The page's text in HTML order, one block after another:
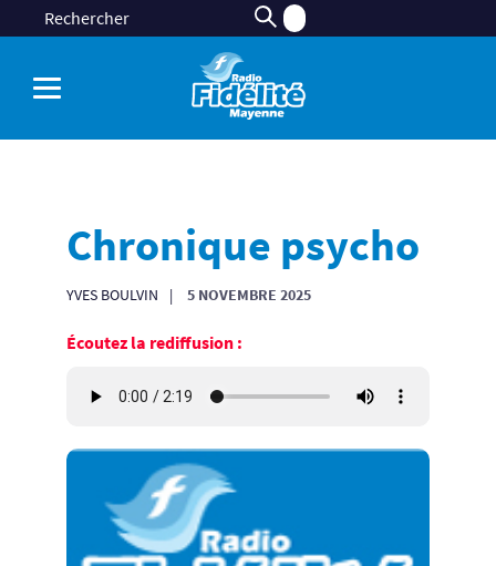
Chronique psycho
YVES BOULVIN 5 NOVEMBRE 2025
Écoutez la rediffusion :